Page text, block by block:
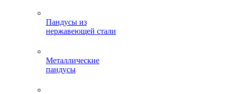
Пандусы из
нержавеющей стали
Металлические
пандусы